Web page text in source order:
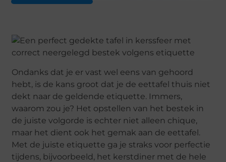
Ondanks dat je er vast wel eens van gehoord
hebt, is de kans groot dat je de eettafel thuis niet
dekt naar de geldende etiquette. Immers,
waarom zou je? Het opstellen van het bestek in
de juiste volgorde is echter niet alleen chique,
maar het dient ook het gemak aan de eettafel.
Met de juiste etiquette ga je straks voor perfectie
tijdens, bijvoorbeeld, het kerstdiner met de hele